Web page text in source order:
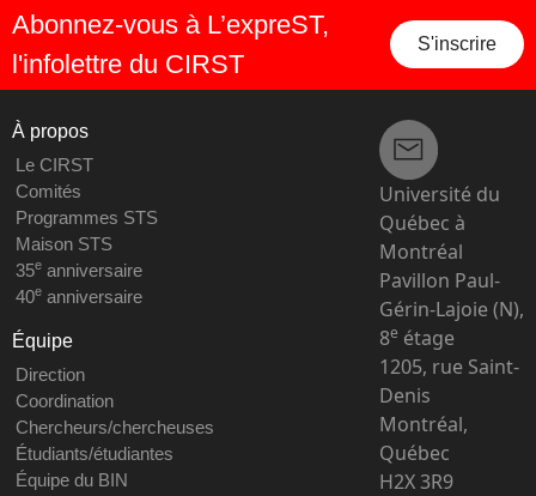
Abonnez-vous à L’expreST,
l'infolettre du CIRST
S'inscrire
À propos
Le CIRST
Comités
Programmes STS
Maison STS
35eanniversaire
40eanniversaire
Équipe
Direction
Coordination
Chercheurs/chercheuses
Étudiants/étudiantes
Équipe du BIN
Université du
Québec à
Montréal
Pavillon Paul-
Gérin-Lajoie (N),
8e étage
1205, rue Saint-
Denis
Montréal,
Québec
H2X 3R9